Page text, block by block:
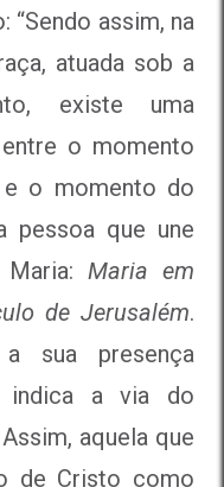
assim, na
atuada sob a
existe uma
o momento
e o momento do
pessoa que une
Maria em
de Jerusalém.
sua presença
indica a via do
aquela que
de Cristo como